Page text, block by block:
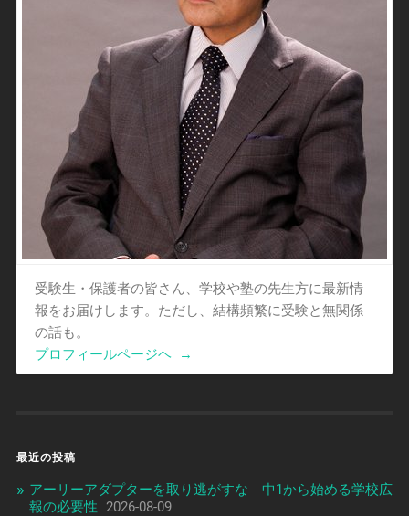
受験生・保護者の皆さん、学校や塾の先生方に最新情
報をお届けします。ただし、結構頻繁に受験と無関係
の話も。
プロフィールページヘ
→
最近の投稿
アーリーアダプターを取り逃がすな 中1から始める学校広
報の必要性
2026-08-09